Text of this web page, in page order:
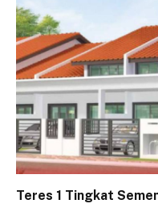
Teres 1 Tingkat